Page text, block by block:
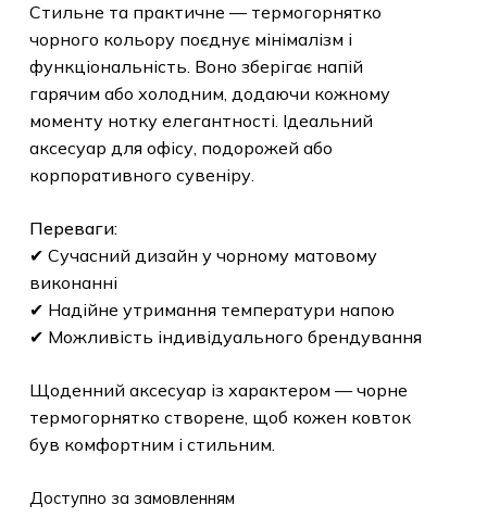
Стильне та практичне — термогорнятко
чорного кольору поєднує мінімалізм і
функціональність. Воно зберігає напій
гарячим або холодним, додаючи кожному
моменту нотку елегантності. Ідеальний
аксесуар для офісу, подорожей або
корпоративного сувеніру.
Переваги:
✔ Сучасний дизайн у чорному матовому
виконанні
✔ Надійне утримання температури напою
✔ Можливість індивідуального брендування
Щоденний аксесуар із характером — чорне
термогорнятко створене, щоб кожен ковток
був комфортним і стильним.
Доступно за замовленням